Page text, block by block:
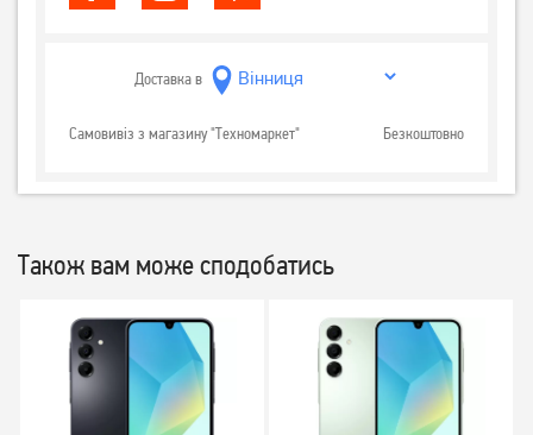
Доставка в
Самовивіз з магазину "Техномаркет" Безкоштовно
Також вам може сподобатись